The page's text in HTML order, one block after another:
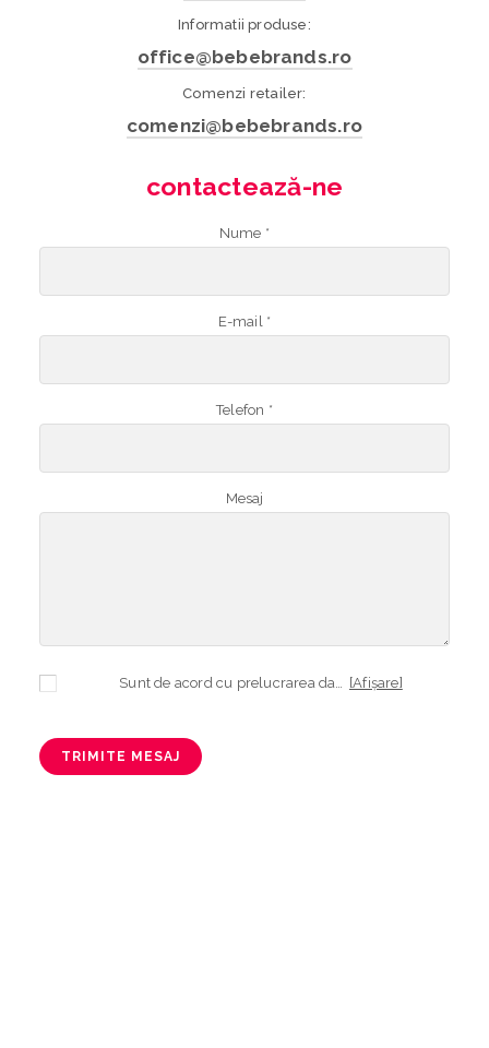
Informatii produse:
office@bebebrands.ro
Comenzi retailer:
comenzi@bebebrands.ro
contactează-ne
Nume *
E-mail *
Telefon *
Mesaj
Sunt de acord cu prelucrarea datelor mele cu caracter personal în vederea plasării comenzii și creării opționale a contului, dacă s-a selectat opțiunea. Temeiul prelucrării îl reprezintă obligația contractuală, în scopul livrării produselor comandate, durata prelucrării fiind perioada termenului de prescripție de 3 ani de la plasarea comenzii. În măsura în care nu sunteți de acord cu prelucrarea datelor dvs, vă informăm că nu vom putea livra produsele comandate. Drepturile dvs. în calitate de persoană vizată sunt garantate prin [Afișare]
TRIMITE MESAJ